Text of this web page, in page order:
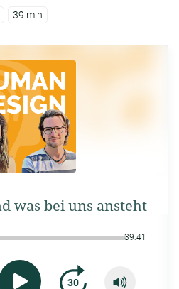
39 min
was bei uns ansteht
39:41
30